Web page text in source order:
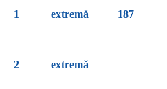
1 extremă 187
2 extremă